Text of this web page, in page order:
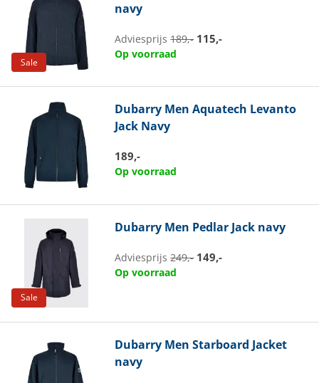
Sale
navy
Adviesprijs189,- 115,-
Op voorraad
Dubarry Men Aquatech Levanto
Jack Navy
189,-
Op voorraad
Sale
Dubarry Men Pedlar Jack navy
Adviesprijs249,- 149,-
Op voorraad
Dubarry Men Starboard Jacket
navy